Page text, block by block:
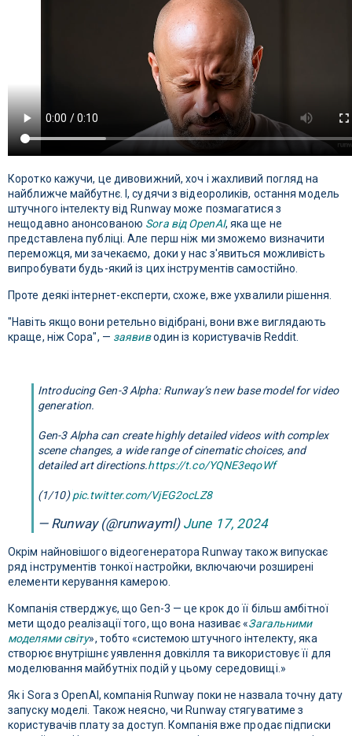
Коротко кажучи, це дивовижний, хоч і жахливий погляд на
найближче майбутнє. І, судячи з відеороликів, остання модель
штучного інтелекту від Runway може позмагатися з
нещодавно анонсованою Sora від OpenAI, яка ще не
представлена ​​публіці. Але перш ніж ми зможемо визначити
переможця, ми зачекаємо, доки у нас з'явиться можливість
випробувати будь-який із цих інструментів самостійно.
Проте деякі інтернет-експерти, схоже, вже ухвалили рішення.
"Навіть якщо вони ретельно відібрані, вони вже виглядають
краще, ніж Сора", — заявиводин із користувачів Reddit.
Introducing Gen-3 Alpha: Runway’s new base model for video
generation.
Gen-3 Alpha can create highly detailed videos with complex
scene changes, a wide range of cinematic choices, and
detailed art directions.https://t.co/YQNE3eqoWf
(1/10)pic.twitter.com/VjEG2ocLZ8
— Runway (@runwayml) June 17, 2024
Окрім найновішого відеогенератора Runway також випускає
ряд інструментів тонкої настройки, включаючи розширені
елементи керування камерою.
Компанія стверджує, що Gen-3 — це крок до її більш амбітної
мети щодо реалізації того, що вона називає «Загальними
моделями світу», тобто «системою штучного інтелекту, яка
створює внутрішнє уявлення довкілля та використовує її для
моделювання майбутніх подій у цьому середовищі.»
Як і Sora з OpenAI, компанія Runway поки не назвала точну дату
запуску моделі. Також неясно, чи Runway стягуватиме з
користувачів плату за доступ. Компанія вже продає підписки